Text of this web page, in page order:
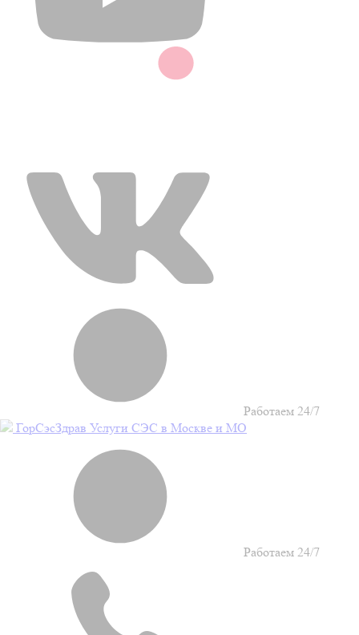
Работаем 24/7
ГорСэсЗдрав Услуги СЭС в Москве и МО
Работаем 24/7